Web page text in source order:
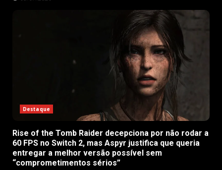
Destaque
Rise of the Tomb Raider decepciona por não rodar a
60 FPS no Switch 2, mas Aspyr justifica que queria
entregar a melhor versão possível sem
“comprometimentos sérios”